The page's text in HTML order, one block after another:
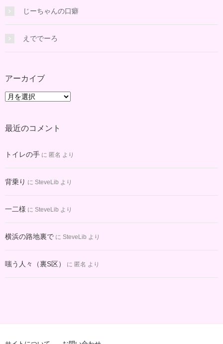
じーちゃんの口癖
えででーろ
アーカイブ
ア
イ
最近のコメント
トイレの手 に 匿名 より
背乗り に SteveLib より
一二様 に SteveLib より
横浜の路地裏で に SteveLib より
嗤う人々（裏S区） に 匿名 より